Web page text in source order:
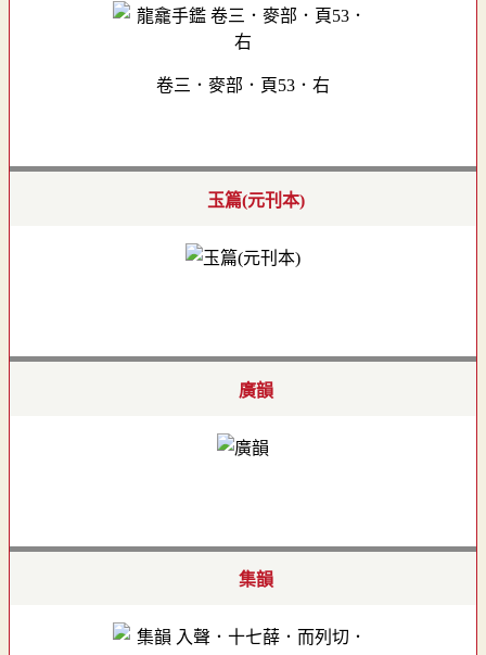
卷三．麥部．頁53．右
玉篇(元刊本)
廣韻
集韻